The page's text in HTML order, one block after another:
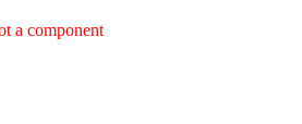
a component